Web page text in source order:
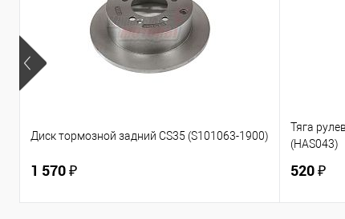
Диск тормозной задний CS35 (S101063-1900)
1 570 ₽
Тяга
(HAS043)
520 ₽